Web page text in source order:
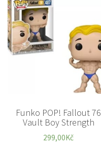
Funko POP! Fallout 76
Vault Boy Strength
299,00Kč